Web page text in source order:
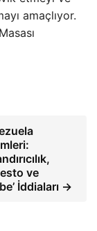
amaçlıyor.
ve
İddiaları →